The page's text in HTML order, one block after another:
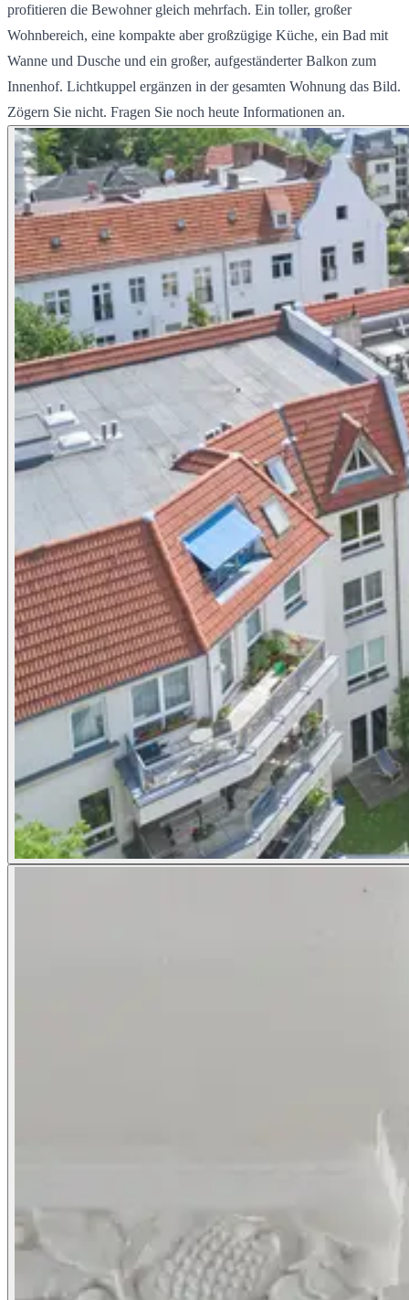
profitieren die Bewohner gleich mehrfach. Ein toller, großer
Wohnbereich, eine kompakte aber großzügige Küche, ein Bad mit
Wanne und Dusche und ein großer, aufgeständerter Balkon zum
Innenhof. Lichtkuppel ergänzen in der gesamten Wohnung das Bild.
Zögern Sie nicht. Fragen Sie noch heute Informationen an.